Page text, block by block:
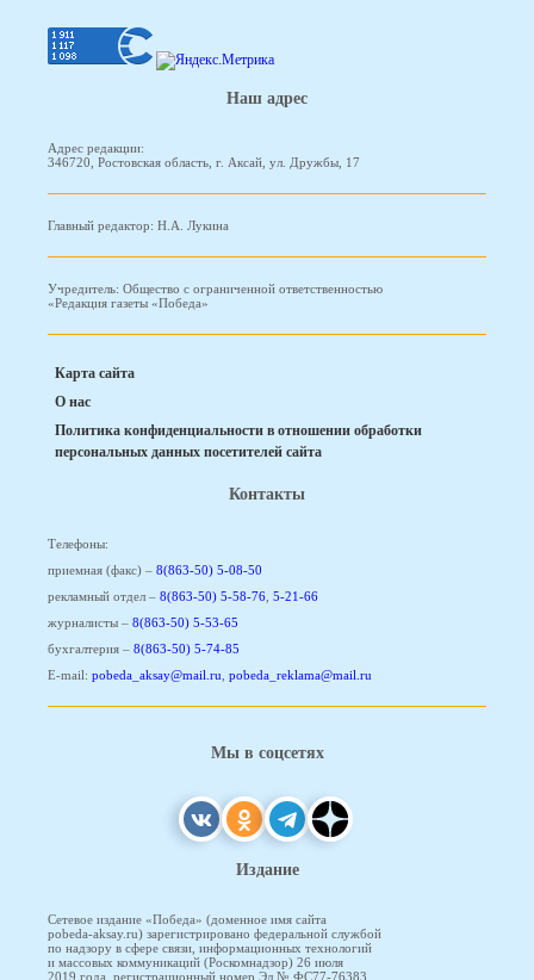
Наш адрес
Адрес редакции:
346720, Ростовская область, г. Аксай, ул. Дружбы, 17
Главный редактор: Н.А. Лукина
Учредитель: Общество с ограниченной ответственностью
«Редакция газеты «Победа»
Карта сайта
О нас
Политика конфиденциальности в отношении обработки
персональных данных посетителей сайта
Контакты
Телефоны:
приемная (факс) – 8(863-50) 5-08-50
рекламный отдел – 8(863-50) 5-58-76, 5-21-66
журналисты – 8(863-50) 5-53-65
бухгалтерия – 8(863-50) 5-74-85
E-mail: pobeda_aksay@mail.ru, pobeda_reklama@mail.ru
Мы в соцсетях
Издание
Сетевое издание «Победа» (доменное имя сайта
pobeda-aksay.ru) зарегистрировано федеральной службой
по надзору в сфере связи, информационных технологий
и массовых коммуникаций (Роскомнадзор) 26 июля
2019 года, регистрационный номер Эл № ФС77-76383